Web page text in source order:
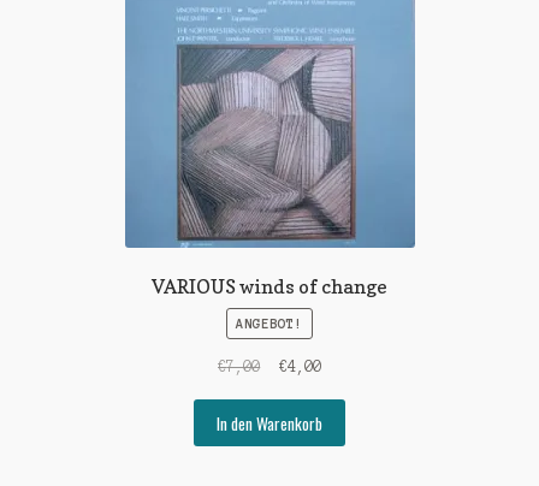
VARIOUS winds of change
ANGEBOT!
€7,00
Ursprünglicher
war:
€7,00
€4,00Aktueller
ist:
€4,00.
In den Warenkorb